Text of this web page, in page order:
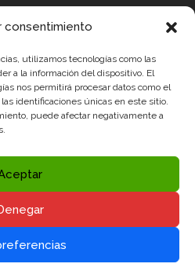
consentimiento
utilizamos tecnologías como las
a la información del dispositivo. El
nos permitirá procesar datos como el
identificaciones únicas en este sitio.
puede afectar negativamente a
Avís legal